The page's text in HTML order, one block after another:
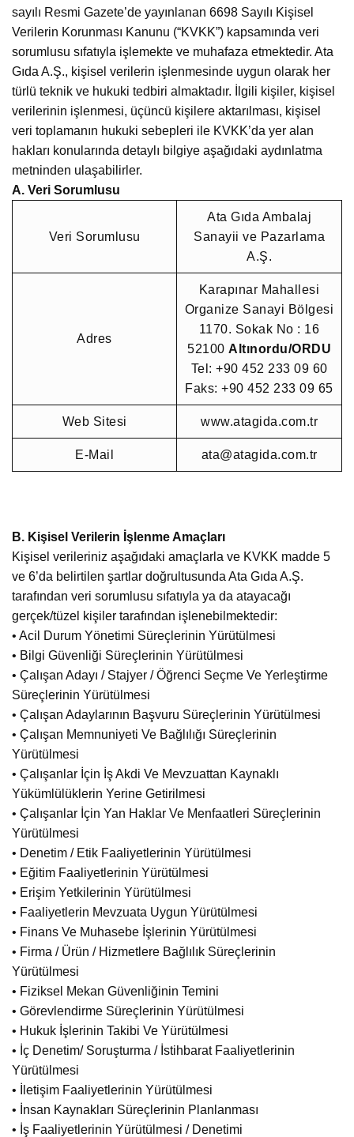
sayılı Resmi Gazete’de yayınlanan 6698 Sayılı Kişisel
Verilerin Korunması Kanunu (“KVKK”) kapsamında veri
sorumlusu sıfatıyla işlemekte ve muhafaza etmektedir. Ata
Gıda A.Ş., kişisel verilerin işlenmesinde uygun olarak her
türlü teknik ve hukuki tedbiri almaktadır. İlgili kişiler, kişisel
verilerinin işlenmesi, üçüncü kişilere aktarılması, kişisel
veri toplamanın hukuki sebepleri ile KVKK’da yer alan
hakları konularında detaylı bilgiye aşağıdaki aydınlatma
metninden ulaşabilirler.
A. Veri Sorumlusu
Veri Sorumlusu
Ata Gıda Ambalaj
Sanayii ve Pazarlama
A.Ş.
Adres
Karapınar Mahallesi
Organize Sanayi Bölgesi
1170. Sokak No : 16
52100 Altınordu/ORDU
Tel: +90 452 233 09 60
Faks: +90 452 233 09 65
Web Sitesi www.atagida.com.tr
E-Mail ata@atagida.com.tr
B. Kişisel Verilerin İşlenme Amaçları
Kişisel verileriniz aşağıdaki amaçlarla ve KVKK madde 5
ve 6’da belirtilen şartlar doğrultusunda Ata Gıda A.Ş.
tarafından veri sorumlusu sıfatıyla ya da atayacağı
gerçek/tüzel kişiler tarafından işlenebilmektedir:
• Acil Durum Yönetimi Süreçlerinin Yürütülmesi
• Bilgi Güvenliği Süreçlerinin Yürütülmesi
• Çalışan Adayı / Stajyer / Öğrenci Seçme Ve Yerleştirme
Süreçlerinin Yürütülmesi
• Çalışan Adaylarının Başvuru Süreçlerinin Yürütülmesi
• Çalışan Memnuniyeti Ve Bağlılığı Süreçlerinin
Yürütülmesi
• Çalışanlar İçin İş Akdi Ve Mevzuattan Kaynaklı
Yükümlülüklerin Yerine Getirilmesi
• Çalışanlar İçin Yan Haklar Ve Menfaatleri Süreçlerinin
Yürütülmesi
• Denetim / Etik Faaliyetlerinin Yürütülmesi
• Eğitim Faaliyetlerinin Yürütülmesi
• Erişim Yetkilerinin Yürütülmesi
• Faaliyetlerin Mevzuata Uygun Yürütülmesi
• Finans Ve Muhasebe İşlerinin Yürütülmesi
• Firma / Ürün / Hizmetlere Bağlılık Süreçlerinin
Yürütülmesi
• Fiziksel Mekan Güvenliğinin Temini
• Görevlendirme Süreçlerinin Yürütülmesi
• Hukuk İşlerinin Takibi Ve Yürütülmesi
• İç Denetim/ Soruşturma / İstihbarat Faaliyetlerinin
Yürütülmesi
• İletişim Faaliyetlerinin Yürütülmesi
• İnsan Kaynakları Süreçlerinin Planlanması
• İş Faaliyetlerinin Yürütülmesi / Denetimi